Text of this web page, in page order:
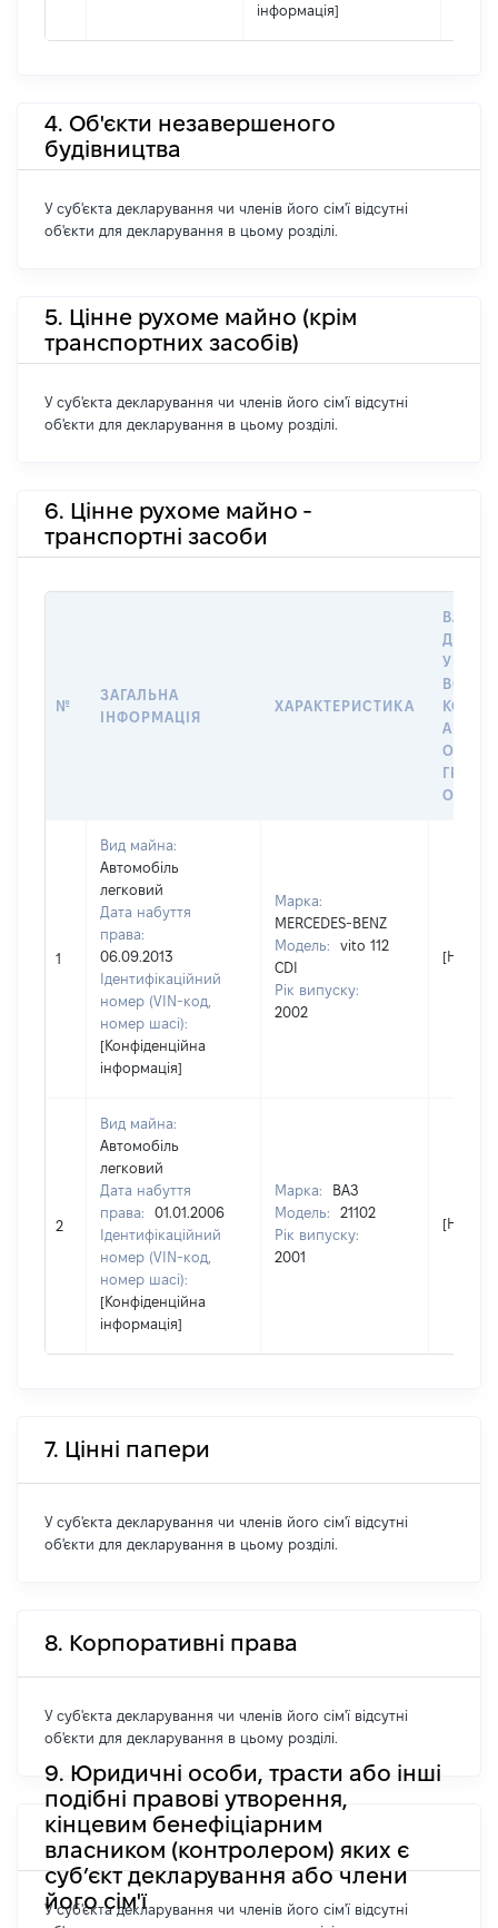
інформація]
4. Об'єкти незавершеного
будівництва
У суб'єкта декларування чи членів його сім'ї відсутні
об'єкти для декларування в цьому розділі.
5. Цінне рухоме майно (крім
транспортних засобів)
У суб'єкта декларування чи членів його сім'ї відсутні
об'єкти для декларування в цьому розділі.
6. Цінне рухоме майно -
транспортні засоби
№
ЗАГАЛЬНА
ІНФОРМАЦІЯ
ХАРАКТЕРИСТИКА
ДАТУ
У
АБО
1
Вид майна:
Автомобіль
легковий
Дата набуття
права:
06.09.2013
Ідентифікаційний
номер (VIN-код,
номер шасі):
[Конфіденційна
інформація]
Марка:
MERCEDES-BENZ
Модель:
vito 112
CDI
Рік випуску:
2002
[Не
2
Вид майна:
Автомобіль
легковий
Дата набуття
права:
01.01.2006
Ідентифікаційний
номер (VIN-код,
номер шасі):
[Конфіденційна
інформація]
Марка:
ВАЗ
Модель:
21102
Рік випуску:
2001
[Не
7. Цінні папери
У суб'єкта декларування чи членів його сім'ї відсутні
об'єкти для декларування в цьому розділі.
8. Корпоративні права
У суб'єкта декларування чи членів його сім'ї відсутні
об'єкти для декларування в цьому розділі.
9. Юридичні особи, трасти або інші
подібні правові утворення,
кінцевим бенефіціарним
власником (контролером) яких є
суб’єкт декларування або члени
його сім'ї
У суб'єкта декларування чи членів його сім'ї відсутні